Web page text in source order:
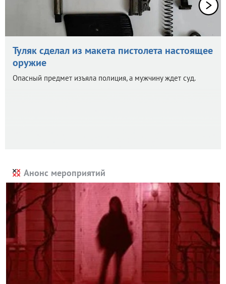
Туляк сделал из макета пистолета настоящее
оружие
Опасный предмет изъяла полиция, а мужчину ждет суд.
Анонс мероприятий